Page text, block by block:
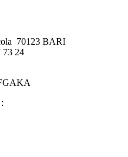
70123 BARI
73 24